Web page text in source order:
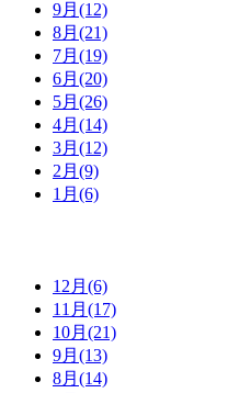
9月(12)
8月(21)
7月(19)
6月(20)
5月(26)
4月(14)
3月(12)
2月(9)
1月(6)
12月(6)
11月(17)
10月(21)
9月(13)
8月(14)